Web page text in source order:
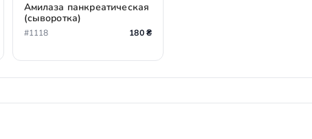
Амилаза панкреатическая
(сыворотка)
#1118 180 ₴